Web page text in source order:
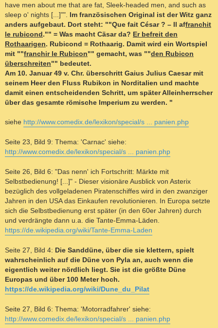
have men about me that are fat, Sleek-headed men, and such as
sleep o' nights [...]"". Im französischen Original ist der Witz ganz
anders aufgebaut. Dort steht: ""Que fait César ? – Il affranchit
le rubicond."" = Was macht Cäsar da? Er befreit den
Rothaarigen. Rubicond = Rothaarig. Damit wird ein Wortspiel
mit ""franchir le Rubicon"" gemacht, was ""den Rubicon
überschreiten"" bedeutet.
Am 10. Januar 49 v. Chr. überschritt Gaius Julius Caesar mit
seinem Heer den Fluss Rubikon in Norditalien und machte
damit einen entscheidenden Schritt, um später Alleinherrscher
über das gesamte römische Imperium zu werden. "
siehe http://www.comedix.de/lexikon/special/s ... panien.php
Seite 23, Bild 9: Thema: 'Carnac' siehe:
http://www.comedix.de/lexikon/special/s ... panien.php
Seite 26, Bild 6: "Das nenn' ich Fortschritt: Märkte mit
Selbstbedienung! [...]" - Dieser visionäre Ausblick von Asterix
bezüglich des vollgeladenen Piratenschiffes wird in den zwanziger
Jahren in den USA das Einkaufen revolutionieren. In Europa setzte
sich die Selbstbedienung erst später (in den 60er Jahren) durch
und verdrängte dann u.a. die Tante-Emma-Läden.
https://de.wikipedia.org/wiki/Tante-Emma-Laden
Seite 27, Bild 4: Die Sanddüne, über die sie klettern, spielt
wahrscheinlich auf die Düne von Pyla an, auch wenn die
eigentlich weiter nördlich liegt. Sie ist die größte Düne
Europas und über 100 Meter hoch.
https://de.wikipedia.org/wiki/Dune_du_Pilat
Seite 27, Bild 6: Thema: 'Motorradfahrer' siehe:
http://www.comedix.de/lexikon/special/s ... panien.php